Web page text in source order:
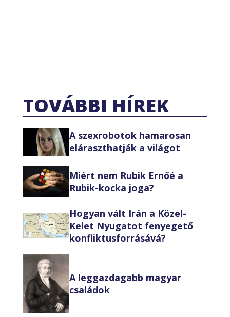
TOVÁBBI HÍREK
A szexrobotok hamarosan
eláraszthatják a világot
Miért nem Rubik Ernőé a
Rubik-kocka joga?
Hogyan vált Irán a Közel-
Kelet Nyugatot fenyegető
konfliktusforrásává?
A leggazdagabb magyar
családok